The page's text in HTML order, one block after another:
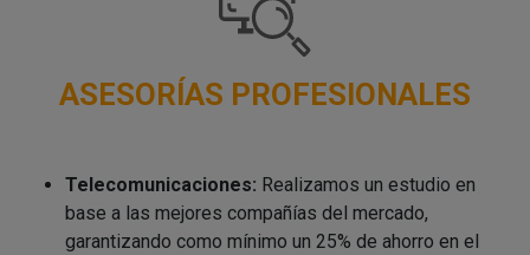
ASESORÍAS PROFESIONALES
Telecomunicaciones: Realizamos un estudio en
base a las mejores compañías del mercado,
garantizando como mínimo un 25% de ahorro en el